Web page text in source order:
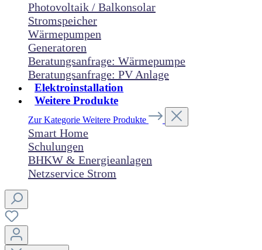
Photovoltaik / Balkonsolar
Stromspeicher
Wärmepumpen
Generatoren
Beratungsanfrage: Wärmepumpe
Beratungsanfrage: PV Anlage
Elektroinstallation
Weitere Produkte
Zur Kategorie Weitere Produkte
Smart Home
Schulungen
BHKW & Energieanlagen
Netzservice Strom